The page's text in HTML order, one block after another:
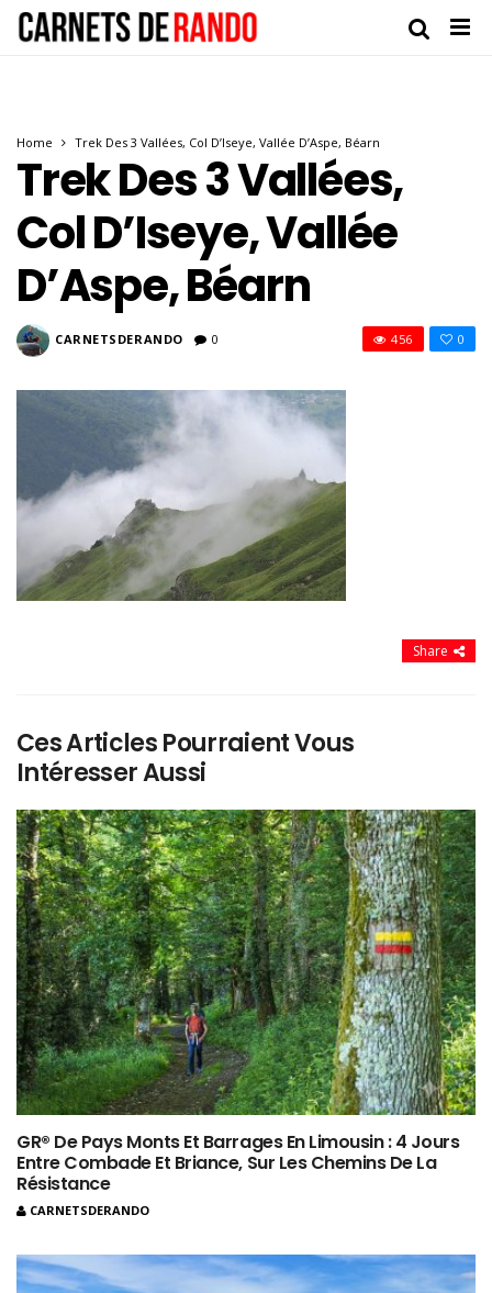
Home Trek Des 3 Vallées, Col D’Iseye, Vallée D’Aspe, Béarn
Trek Des 3 Vallées,
Col D’Iseye, Vallée
D’Aspe, Béarn
CARNETSDERANDO 0 0
456
Share
Ces Articles Pourraient Vous
Intéresser Aussi
GR® De Pays Monts Et Barrages En Limousin : 4 Jours
Entre Combade Et Briance, Sur Les Chemins De La
Résistance
CARNETSDERANDO